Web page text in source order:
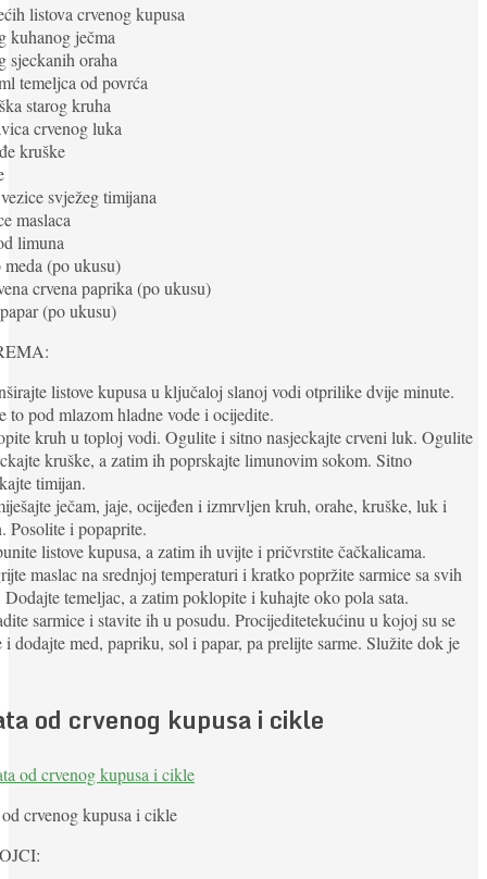
listova crvenog kupusa
kuhanog ječma
sjeckanih oraha
temeljca od povrća
starog kruha
crvenog luka
kruške
svježeg timijana
maslaca
limuna
meda (po ukusu)
crvena paprika (po ukusu)
(po ukusu)
listove kupusa u ključaloj slanoj vodi otprilike dvije minute.
to pod mlazom hladne vode i ocijedite.
kruh u toploj vodi. Ogulite i sitno nasjeckajte crveni luk. Ogulite
kruške, a zatim ih poprskajte limunovim sokom. Sitno
timijan.
ječam, jaje, ocijeđen i izmrvljen kruh, orahe, kruške, luk i
Posolite i popaprite.
listove kupusa, a zatim ih uvijte i pričvrstite čačkalicama.
maslac na srednjoj temperaturi i kratko popržite sarmice sa svih
Dodajte temeljac, a zatim poklopite i kuhajte oko pola sata.
sarmice i stavite ih u posudu. Procijeditetekućinu u kojoj su se
i dodajte med, papriku, sol i papar, pa prelijte sarme. Služite dok je
od crvenog kupusa i cikle
crvenog kupusa i cikle